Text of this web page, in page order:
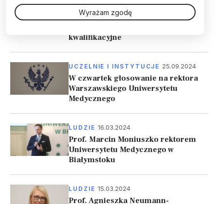
Minister nauki: w sprawie prezesa
IDEAS NCBR odbyło się
kwalifikacyjne
UCZELNIE I INSTYTUCJE 25.09.2024
W czwartek głosowanie na rektora
Warszawskiego Uniwersytetu
Medycznego
LUDZIE 16.03.2024
Prof. Marcin Moniuszko rektorem
Uniwersytetu Medycznego w
Białymstoku
LUDZIE 15.03.2024
Prof. Agnieszka Neumann-
Wyrażam zgodę